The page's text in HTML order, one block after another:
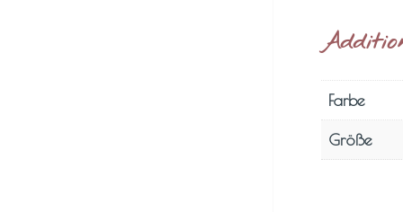
Farbe
Größe